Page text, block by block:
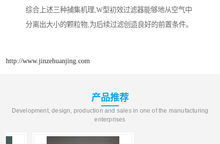
综合上述三种捕集机理,W型初效过滤器能够地从空气中
分离出大小的颗粒物,为后续过滤创造良好的前置条件。
http://www.jinzehuanjing.com
产品推荐
Development, design, production and sales in one of the manufacturing
enterprises